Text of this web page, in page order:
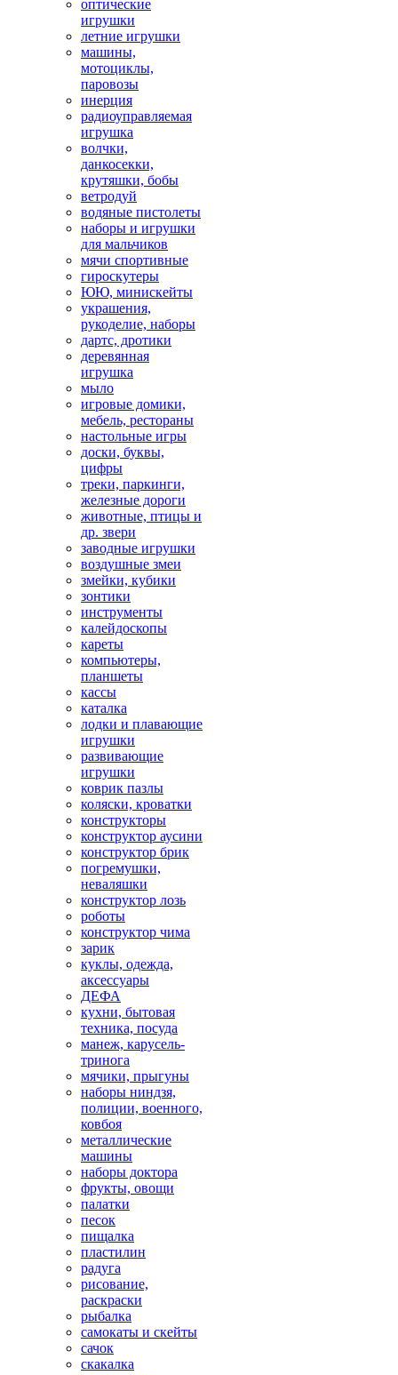
оптические
игрушки
летние игрушки
машины,
мотоциклы,
паровозы
инерция
радиоуправляемая
игрушка
волчки,
данкосекки,
крутяшки, бобы
ветродуй
водяные пистолеты
наборы и игрушки
для мальчиков
мячи спортивные
гироскутеры
ЮЮ, минискейты
украшения,
рукоделие, наборы
дартс, дротики
деревянная
игрушка
мыло
игровые домики,
мебель, рестораны
настольные игры
доски, буквы,
цифры
треки, паркинги,
железные дороги
животные, птицы и
др. звери
заводные игрушки
воздушные змеи
змейки, кубики
зонтики
инструменты
калейдоскопы
кареты
компьютеры,
планшеты
кассы
каталка
лодки и плавающие
игрушки
развивающие
игрушки
коврик пазлы
коляски, кроватки
конструкторы
конструктор аусини
конструктор брик
погремушки,
неваляшки
конструктор лозь
роботы
конструктор чима
зарик
куклы, одежда,
аксессуары
ДЕФА
кухни, бытовая
техника, посуда
манеж, карусель-
тринога
мячики, прыгуны
наборы ниндзя,
полиции, военного,
ковбоя
металлические
машины
наборы доктора
фрукты, овощи
палатки
песок
пищалка
пластилин
радуга
рисование,
раскраски
рыбалка
самокаты и скейты
сачок
скакалка